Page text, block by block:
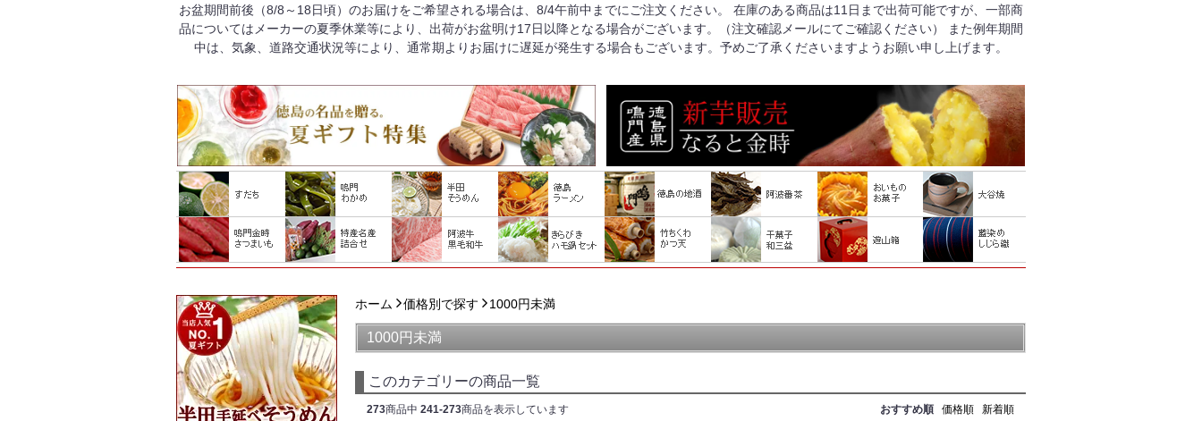
お盆期間前後（8/8～18日頃）のお届けをご希望される場合は、8/4午前中までにご注文ください。 在庫のある商品は11日まで出荷可能ですが、一部商
品についてはメーカーの夏季休業等により、出荷がお盆明け17日以降となる場合がございます。（注文確認メールにてご確認ください） また例年期間
中は、気象、道路交通状況等により、通常期よりお届けに遅延が発生する場合もございます。予めご了承くださいますようお願い申し上げます。
ホーム 価格別で探す 1000円未満
1000円未満
このカテゴリーの商品一覧
273商品中 241-273商品を表示しています おすすめ順 価格順 新着順